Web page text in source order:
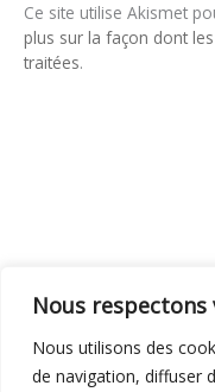
Nous
Nous utilisons des
de navigation, diffuser
Ce site utilise Akismet
plus sur la façon dont
traitées.